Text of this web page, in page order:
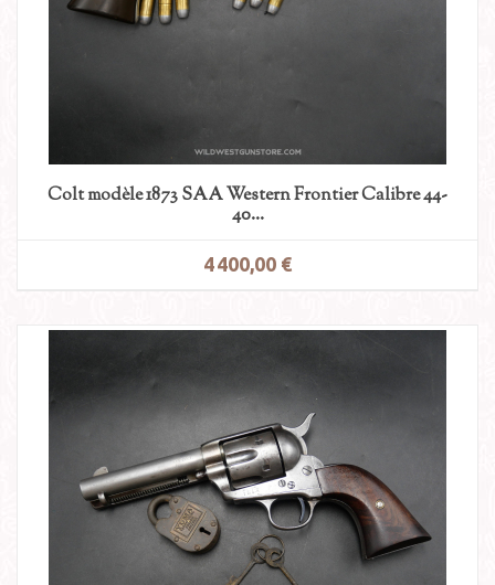
Colt modèle 1873 SAA Western Frontier Calibre 44-
40...
4 400,00 €